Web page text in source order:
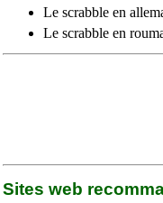
Le scrabble en
Le scrabble en
Sites web